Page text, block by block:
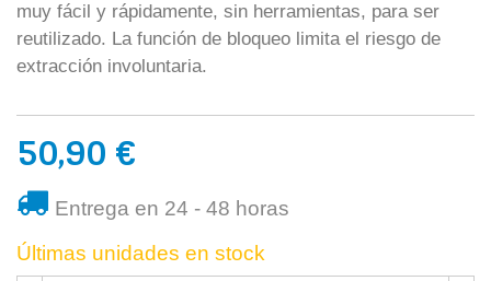
muy fácil y rápidamente, sin herramientas, para ser
reutilizado. La función de bloqueo limita el riesgo de
extracción involuntaria.
50,90 €
Entrega en 24 - 48 horas
Últimas unidades en stock